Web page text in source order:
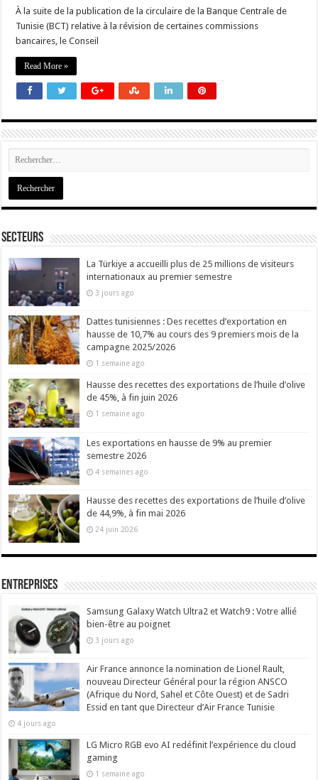
À la suite de la publication de la circulaire de la Banque Centrale de
Tunisie (BCT) relative à la révision de certaines commissions
bancaires, le Conseil
Read More »
Secteurs
La Türkiye a accueilli plus de 25 millions de visiteurs
internationaux au premier semestre
3 jours ago
Dattes tunisiennes : Des recettes d’exportation en
hausse de 10,7% au cours des 9 premiers mois de la
campagne 2025/2026
1 semaine ago
Hausse des recettes des exportations de l’huile d’olive
de 45%, à fin juin 2026
1 semaine ago
Les exportations en hausse de 9% au premier
semestre 2026
4 semaines ago
Hausse des recettes des exportations de l’huile d’olive
de 44,9%, à fin mai 2026
24 juin 2026
Entreprises
Samsung Galaxy Watch Ultra2 et Watch9 : Votre allié
bien-être au poignet
3 jours ago
Air France annonce la nomination de Lionel Rault,
nouveau Directeur Général pour la région ANSCO
(Afrique du Nord, Sahel et Côte Ouest) et de Sadri
Essid en tant que Directeur d’Air France Tunisie
4 jours ago
LG Micro RGB evo AI redéfinit l’expérience du cloud
gaming
1 semaine ago